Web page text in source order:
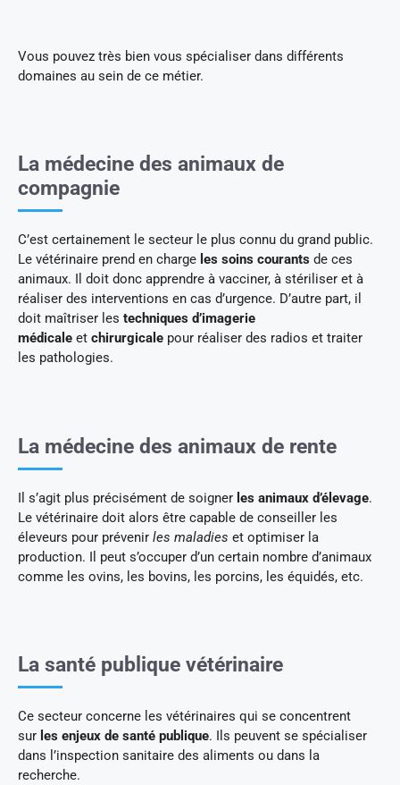
Vous pouvez très bien vous spécialiser dans différents
domaines au sein de ce métier.
La médecine des animaux de
compagnie
C’est certainement le secteur le plus connu du grand public.
Le vétérinaire prend en charge les soins courants de ces
animaux. Il doit donc apprendre à vacciner, à stériliser et à
réaliser des interventions en cas d’urgence. D’autre part, il
doit maîtriser les techniques d’imagerie
médicale et chirurgicale pour réaliser des radios et traiter
les pathologies.
La médecine des animaux de rente
Il s’agit plus précisément de soigner les animaux d’élevage.
Le vétérinaire doit alors être capable de conseiller les
éleveurs pour prévenir les maladies et optimiser la
production. Il peut s’occuper d’un certain nombre d’animaux
comme les ovins, les bovins, les porcins, les équidés, etc.
La santé publique vétérinaire
Ce secteur concerne les vétérinaires qui se concentrent
sur les enjeux de santé publique. Ils peuvent se spécialiser
dans l’inspection sanitaire des aliments ou dans la
recherche.